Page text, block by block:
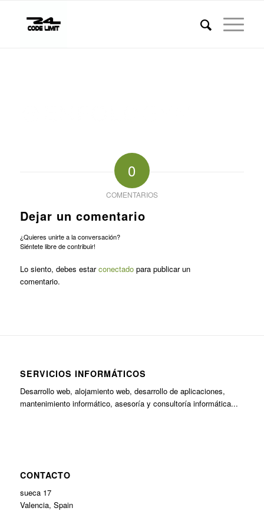
0
COMENTARIOS
Dejar un comentario
¿Quieres unirte a la conversación?
Siéntete libre de contribuir!
Lo siento, debes estarconectadopara publicar un
comentario.
SERVICIOS INFORMÁTICOS
Desarrollo web, alojamiento web, desarrollo de aplicaciones,
mantenimiento informático, asesoría y consultoría informática...
CONTACTO
sueca 17
Valencia, Spain